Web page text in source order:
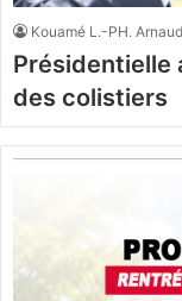
Kouamé L.-PH. Arnaud
Présidentielle
des colistiers